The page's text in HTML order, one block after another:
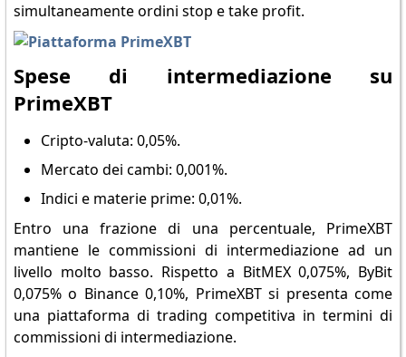
simultaneamente ordini stop e take profit.
Spese di intermediazione su
PrimeXBT
Cripto-valuta: 0,05%.
Mercato dei cambi: 0,001%.
Indici e materie prime: 0,01%.
Entro una frazione di una percentuale, PrimeXBT
mantiene le commissioni di intermediazione ad un
livello molto basso. Rispetto a BitMEX 0,075%, ByBit
0,075% o Binance 0,10%, PrimeXBT si presenta come
una piattaforma di trading competitiva in termini di
commissioni di intermediazione.